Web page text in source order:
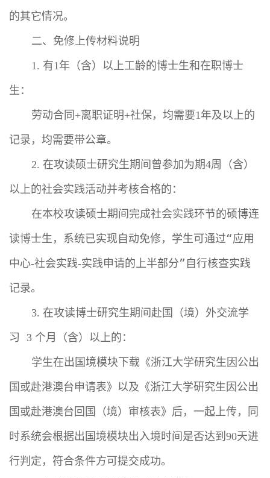
的其它情况。
二、免修上传材料说明
1. 有1 年（含）以上工龄的博士生和在职博士
生：
劳动合同 +离职证明+社保，均需要1 年及以上的
记录，均需要带公章。
2. 在攻读硕士研究生期间曾参加为期4周（含）
以上的社会实践活动并考核合格的：
在本校攻读硕士期间完成社会实践环节的硕博连
读博士生，系统已实现自动免修，学生可通过“应用
中心-社会实践-实践申请的上半部分”自行核查实践
记录。
3. 在攻读博士研究生期间赴国（境）外交流学
习 3 个月（含）以上的：
学生在出国境模块下载《浙江大学研究生因公出
国或赴港澳台申请表》以及《浙江大学研究生因公出
国或赴港澳台回国（境）审核表》后，一起上传，同
时系统会根据出国境模块出入境时间是否达到 90天进
行判定，符合条件方可提交成功。